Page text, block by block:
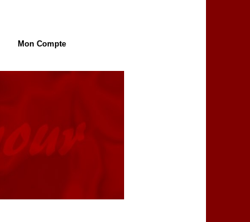
Mon Compte